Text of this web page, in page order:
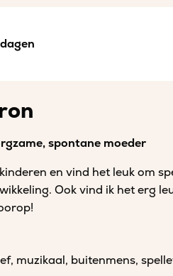
spontane moeder
en vind het leuk om
Ook vind ik het erg
muzikaal, buitenmens,